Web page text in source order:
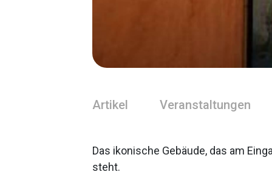
Artikel Veranstaltungen
Das ikonische Gebäude, das am
steht.